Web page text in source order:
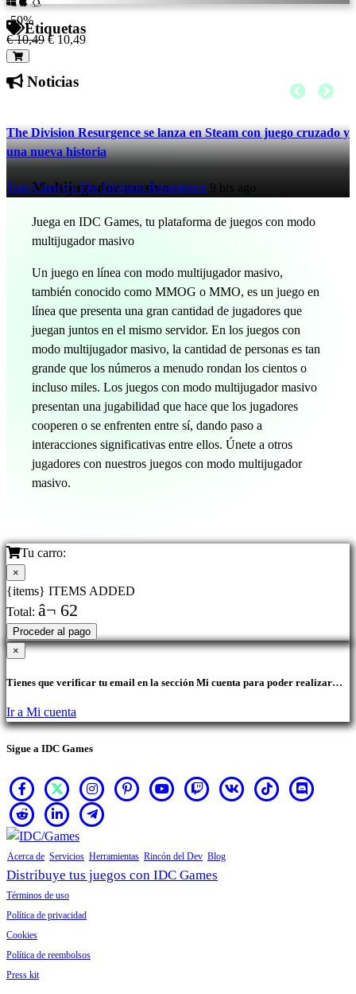
-50%
€ 10,49 € 10,49
Etiquetas
Noticias
The Division Resurgence se lanza en Steam con juego cruzado y
una nueva historia
Tom Clancy's The Division Resurgence 9 hrs ago
Multijugador masivo
Juega en IDC Games, tu plataforma de juegos con modo
multijugador masivo
Un juego en línea con modo multijugador masivo,
también conocido como MMOG o MMO, es un juego en
línea que presenta una gran cantidad de jugadores que
juegan juntos en el mismo servidor. En los juegos con
modo multijugador masivo, la cantidad de personas es tan
grande que los números a menudo rondan los cientos o
incluso miles. Los juegos con modo multijugador masivo
presentan una jugabilidad que hace que los jugadores
cooperen o se enfrenten entre sí, dando paso a
interacciones significativas entre ellos. Únete a otros
jugadores con nuestros juegos con modo multijugador
masivo.
Tu carro:
×
{items} ITEMS ADDED
Total: â¬ 62
Proceder al pago
×
Tienes que verificar tu email en la sección Mi cuenta para poder realizar
Ir a Mi cuenta
Sigue a IDC Games
Acerca de Servicios Herramientas Rincón del Dev Blog
Distribuye tus juegos con IDC Games
Términos de uso
Política de privacidad
Cookies
Política de reembolsos
Press kit